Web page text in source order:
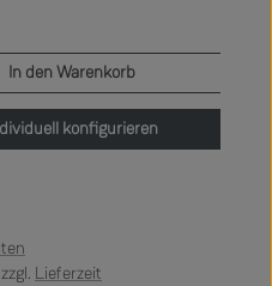
gewünschten Wert
In den Warenkorb
konfigurieren
Lieferzeit